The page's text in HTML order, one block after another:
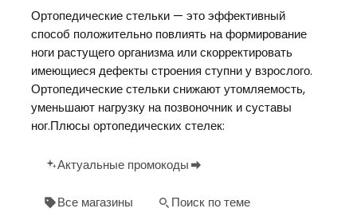
Ортопедические стельки — это эффективный
способ положительно повлиять на формирование
ноги растущего организма или скорректировать
имеющиеся дефекты строения ступни у взрослого.
Ортопедические стельки снижают утомляемость,
уменьшают нагрузку на позвоночник и суставы
ног.Плюсы ортопедических стелек:
Актуальные промокоды
Все магазины Поиск по теме